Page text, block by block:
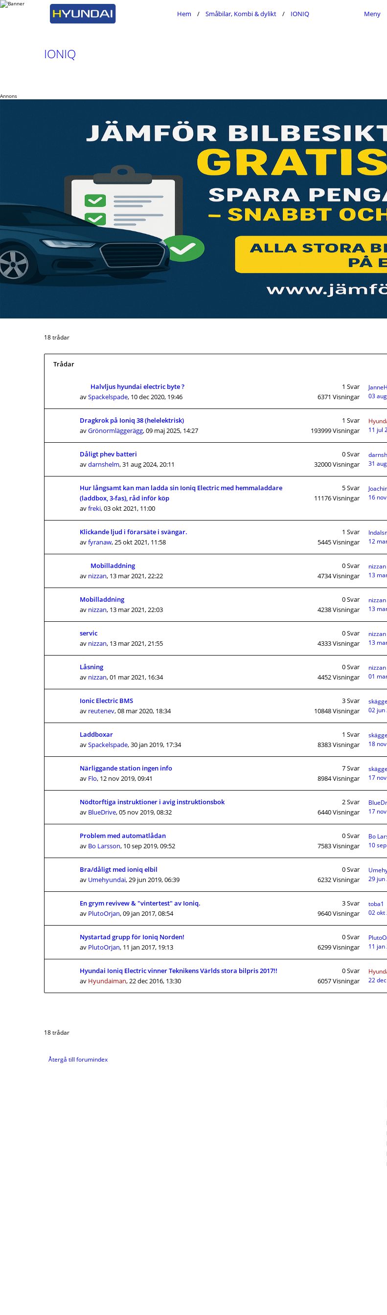
Meny
Hem Småbilar, Kombi & dylikt IONIQ
IONIQ
Annons
18 trådar
Trådar
Halvljus hyundai electric byte ?
avSpackelspade, 10 dec 2020, 19:46
1 Svar
6371 Visningar
03
Dragkrok på Ioniq 38 (helelektrisk)
avGrönormläggerägg,09 maj 2025, 14:27
1 Svar
193999Visningar
11 jul
Dåligt phev batteri
avdarnshelm,31 aug 2024, 20:11
0Svar
32000Visningar
31
Hur långsamt kan man ladda sin Ioniq Electric med hemmaladdare
(laddbox, 3-fas), råd inför köp
avfreki,03 okt 2021, 11:00
5Svar
11176Visningar
16
Klickande ljud i förarsäte i svängar.
avfyranaw,25 okt 2021, 11:58
1 Svar
5445Visningar
12
Mobilladdning
av nizzan, 13 mar 2021, 22:22
0Svar
4734Visningar
nizzan
13
Mobilladdning
av nizzan, 13 mar 2021, 22:03
0Svar
4238Visningar
nizzan
13
servic
av nizzan, 13 mar 2021, 21:55
0Svar
4333Visningar
nizzan
13
Låsning
av nizzan,01 mar 2021, 16:34
0Svar
4452Visningar
nizzan
01
Ionic Electric BMS
av reutenev,08 mar 2020, 18:34
3Svar
10848Visningar
skägge
02 jun
Laddboxar
avSpackelspade,30 jan 2019, 17:34
1 Svar
8383Visningar
skägge
18
Närliggande station ingen info
av Flo, 12 nov 2019, 09:41
7Svar
8984Visningar
skägge
17
Nödtorftiga instruktioner i avig instruktionsbok
av BlueDrive,05 nov 2019, 08:32
2Svar
6440Visningar
17
Problem med automatlådan
av Bo Larsson, 10 sep 2019, 09:52
0Svar
7583Visningar
Bo
10
Bra/dåligt med ioniq elbil
av Umehyundai,29 jun 2019, 06:39
0Svar
6232Visningar
29 jun
En grym revivew & "vintertest" av Ioniq.
av PlutoOrjan,09 jan 2017, 08:54
3Svar
9640Visningar
toba1
02 okt
Nystartad grupp för Ioniq Norden!
av PlutoOrjan, 11 jan 2017, 19:13
0Svar
6299Visningar
11 jan
Hyundai Ioniq Electric vinner Teknikens Världs stora bilpris 2017!!
av Hyundaiman,22 dec 2016, 13:30
0Svar
6057Visningar
22
18 trådar
Återgå till forumindex